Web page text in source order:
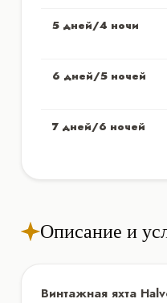
5 дней/4 ночи
6 дней/5 ночей
7 дней/6 ночей
Описание и
Винтажная яхта